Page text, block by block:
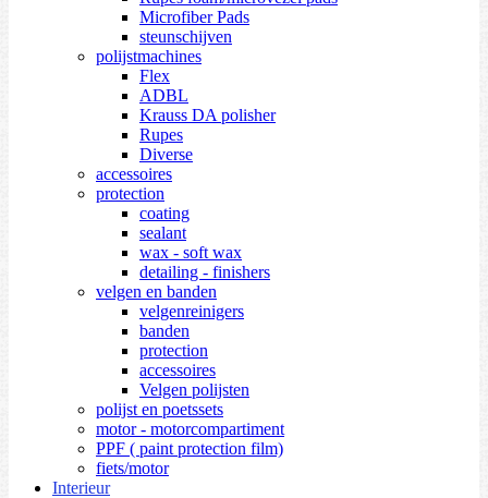
Microfiber Pads
steunschijven
polijstmachines
Flex
ADBL
Krauss DA polisher
Rupes
Diverse
accessoires
protection
coating
sealant
wax - soft wax
detailing - finishers
velgen en banden
velgenreinigers
banden
protection
accessoires
Velgen polijsten
polijst en poetssets
motor - motorcompartiment
PPF ( paint protection film)
fiets/motor
Interieur